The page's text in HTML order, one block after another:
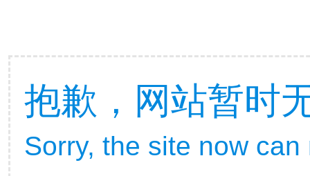
抱歉，网站暂时
Sorry, the site now